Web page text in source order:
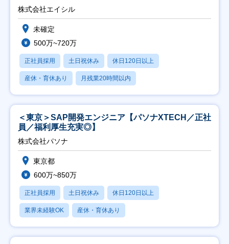
株式会社エイシル
未確定
500万~720万
正社員採用 土日祝休み 休日120日以上
産休・育休あり 月残業20時間以内
＜東京＞SAP開発エンジニア【パソナXTECH／正社
員／福利厚生充実◎】
株式会社パソナ
東京都
600万~850万
正社員採用 土日祝休み 休日120日以上
業界未経験OK 産休・育休あり